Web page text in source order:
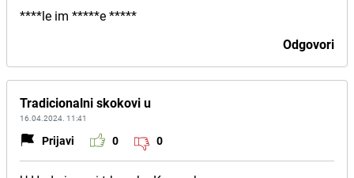
****le im *****e *****
Odgovori
Tradicionalni skokovi u
16.04.2024. 11:41
Prijavi 0 0